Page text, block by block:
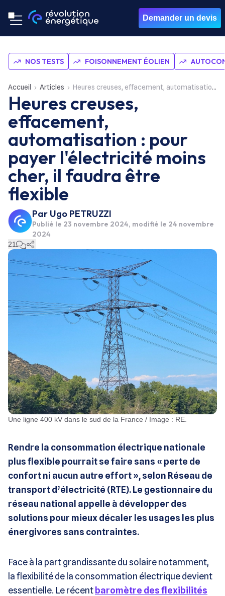
Demander un devis
NOS TESTS FOISONNEMENT ÉOLIEN
Accueil Articles Heures creuses, effacement, automatisation : pour payer l'électricité moins cher, il faudra être flexible
Heures creuses,
effacement,
automatisation : pour
payer l'électricité moins
cher, il faudra être
flexible
Par Ugo PETRUZZI
Publié le 23 novembre 2024, modifié le 24 novembre
2024
21
Une ligne 400 kV dans le sud de la France / Image : RE.
Rendre la consommation électrique nationale
plus flexible pourrait se faire sans « perte de
confort ni aucun autre effort », selon Réseau de
transport d’électricité (RTE). Le gestionnaire du
réseau national appelle à développer des
solutions pour mieux décaler les usages les plus
énergivores sans contraintes.
Face à la part grandissante du solaire notamment,
la flexibilité de la consommation électrique devient
essentielle. Le récentbaromètre des flexibilités